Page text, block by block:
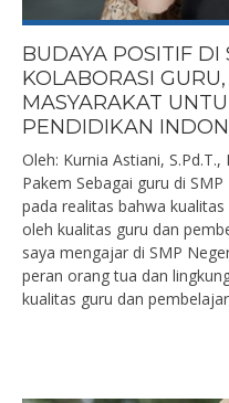
BUDAYA POSITIF DI
KOLABORASI
MASYARAKAT
PENDIDIKAN
Oleh: Kurnia Astiani,
Pakem Sebagai guru di
pada realitas bahwa
oleh kualitas guru dan
saya mengajar di SMP
peran orang tua dan
kualitas guru dan